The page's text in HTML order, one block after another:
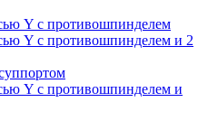
Y с противошпинделем
Y с противошпинделем и 2
Y с противошпинделем и